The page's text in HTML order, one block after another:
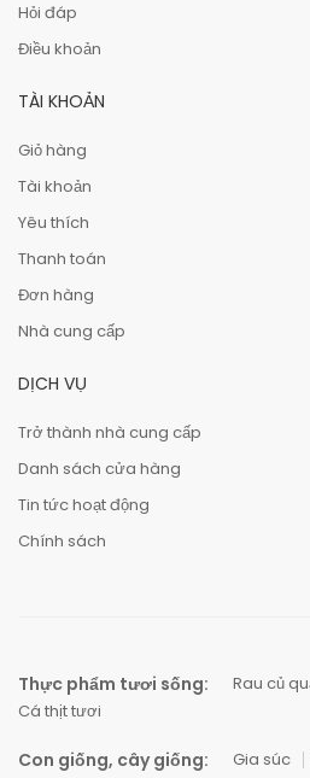
Hỏi đáp
Điều khoản
TÀI KHOẢN
Giỏ hàng
Tài khoản
Yêu thích
Thanh toán
Đơn hàng
Nhà cung cấp
DỊCH VỤ
Trở thành nhà cung cấp
Danh sách cửa hàng
Tin tức hoạt động
Chính sách
Thực phẩm tươi sống: Rau củ
Cá thịt tươi
Con giống, cây giống: Gia súc